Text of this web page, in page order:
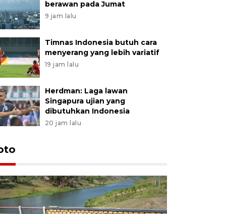
berawan pada Jumat
9 jam lalu
Timnas Indonesia butuh cara
menyerang yang lebih variatif
19 jam lalu
Herdman: Laga lawan
Singapura ujian yang
dibutuhkan Indonesia
20 jam lalu